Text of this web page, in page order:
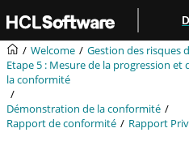
Aller au contenu principal
Welcome
Gestion des risques
Etape 5 : Mesure de la progression
la conformité
Démonstration de la conformité
Rapport de conformité
Rapport